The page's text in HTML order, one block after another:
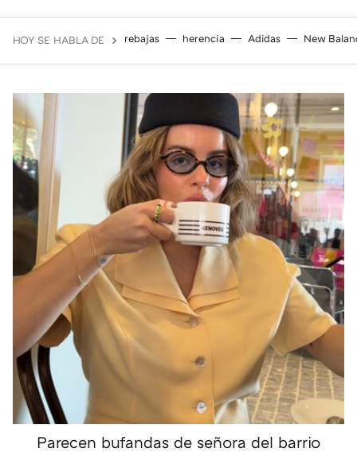
HOY SE HABLA DE rebajas herencia Adidas New
Parecen bufandas de señora del barrio